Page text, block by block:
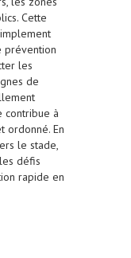
Cette
prévention
les
de
contribue à
ordonné. En
le stade,
défis
rapide en